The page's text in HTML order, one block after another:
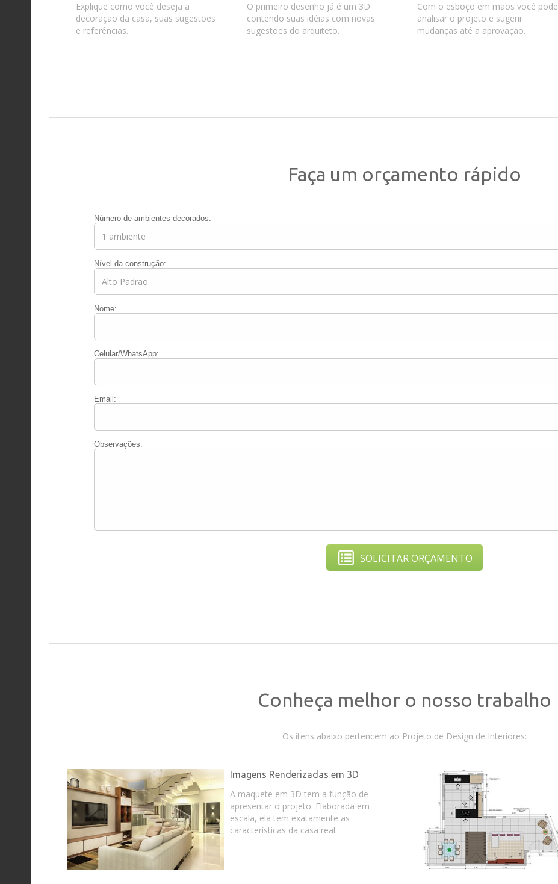
Explique como você deseja a
decoração da casa, suas sugestões
e referências.
O primeiro desenho já é um 3D
contendo suas idéias com novas
sugestões do arquiteto.
Com o esboço em mãos você pode
analisar o projeto e sugerir
mudanças até a aprovação.
Faça um orçamento rápido
Número de ambientes decorados:
Nível da construção:
Nome:
Celular/WhatsApp:
Email:
Observações:
SOLICITAR ORÇAMENTO
Conheça melhor o nosso trabalho
Os itens abaixo pertencem ao Projeto de Design de Interiores:
Imagens Renderizadas em 3D
A maquete em 3D tem a função de
apresentar o projeto. Elaborada em
escala, ela tem exatamente as
características da casa real.